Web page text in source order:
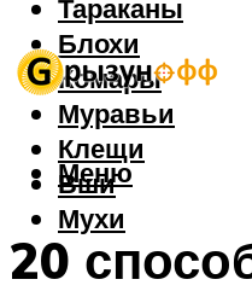
Тараканы
Блохи
Комары
Муравьи
Клещи
Вши
Мухи
Меню
20